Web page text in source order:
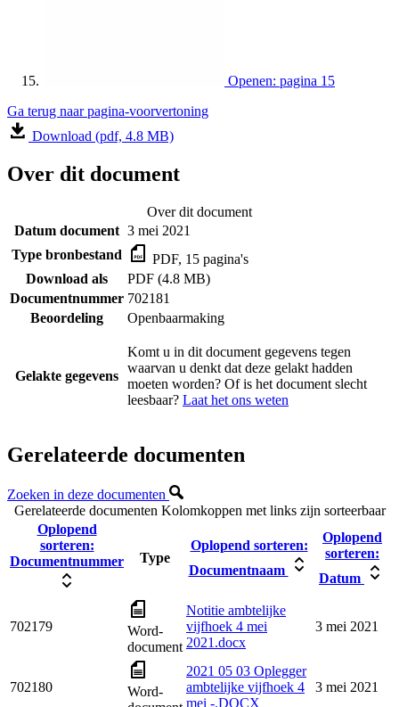
Openen: pagina 15
Ga terug naar pagina-voorvertoning
Download (pdf, 4.8 MB)
Over dit document
Over dit document
Datum document 3 mei 2021
Type bronbestand
PDF, 15 pagina's
Download als
PDF (4.8 MB)
Documentnummer 702181
Beoordeling
Openbaarmaking
Gelakte gegevens
Komt u in dit document gegevens tegen
waarvan u denkt dat deze gelakt hadden
moeten worden? Of is het document slecht
leesbaar? Laat het ons weten
Gerelateerde documenten
Zoeken in deze documenten
Gerelateerde documenten Kolomkoppen met links zijn sorteerbaar
Oplopend
sorteren:
Documentnummer
Type
Oplopend sorteren:
Documentnaam
Oplopend
sorteren:
Datum
702179
Word-
document
Notitie ambtelijke
vijfhoek 4 mei
2021.docx
3 mei 2021
702180
Word-
2021 05 03 Oplegger
ambtelijke vijfhoek 4
mei -.DOCX
3 mei 2021